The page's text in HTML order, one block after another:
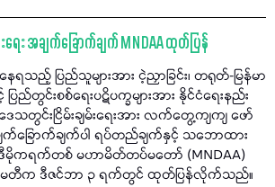
ရေး အချက်ခြောက်ချက် MNDAA ထုတ်ပြန်
ရသည့် ပြည်သူများအား ငဲ့ညှာခြင်း၊ တရုတ်-မြန်မာ
ည်တွင်းစစ်ရေးပဋိပက္ခများအား နိုင်ငံရေးနည်း
ဒေသတွင်းငြိမ်းချမ်းရေးအား လက်တွေ့ကျကျ ဖော်
ြောက်ချက်ပါ ရပ်တည်ချက်နှင့် သဘောထား
ဒီမိုကရက်တစ် မဟာမိတ်တပ်မတော် (MNDAA)
မတီက ဒီဇင်ဘာ ၃ ရက်တွင် ထုတ်ပြန်လိုက်သည်။